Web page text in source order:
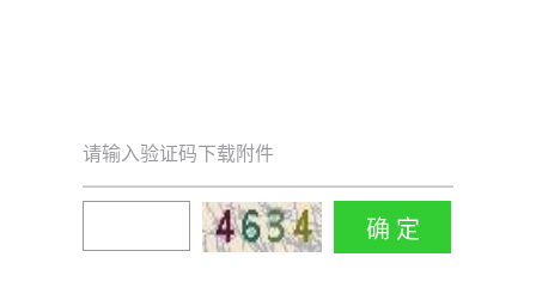
请输入验证码下载附件